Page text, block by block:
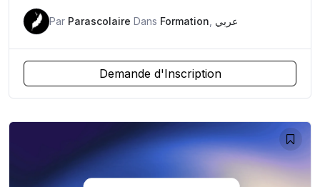
Par Parascolaire Dans Formation عربي
Demande d'Inscription